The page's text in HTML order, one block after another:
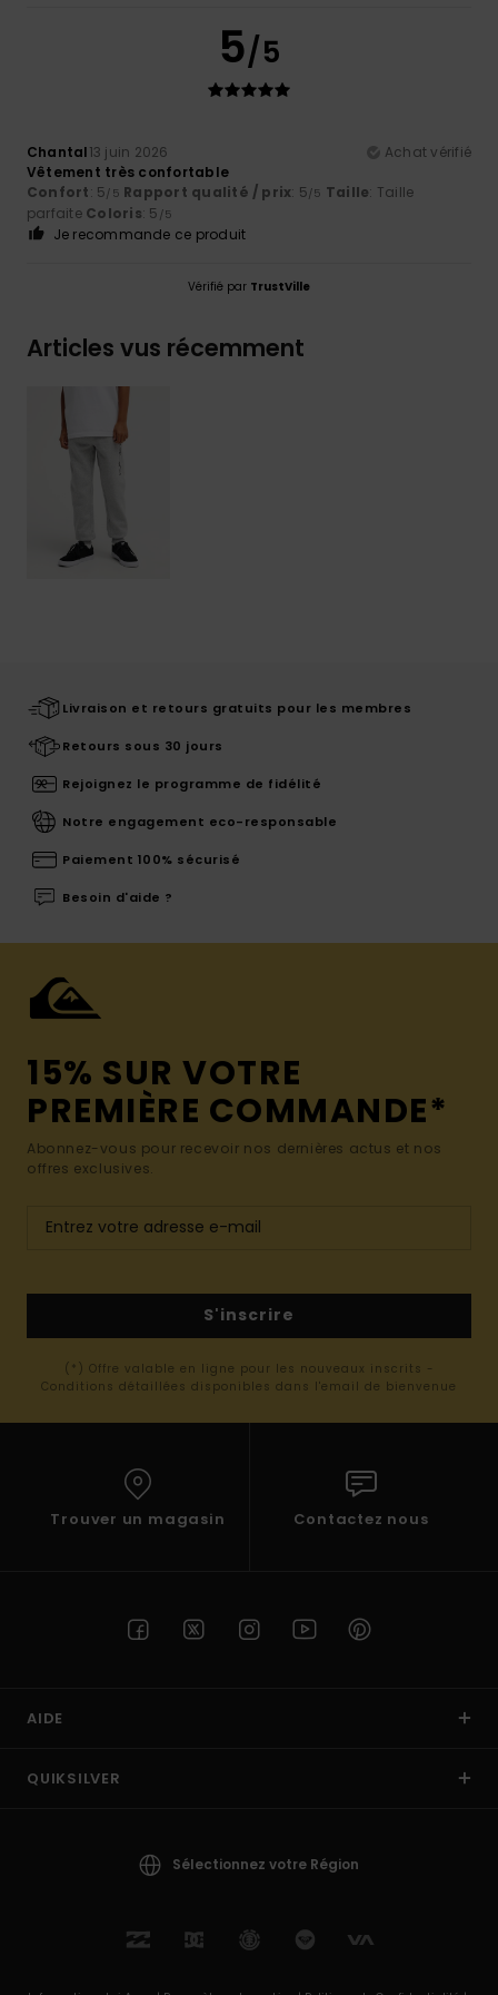
5/5
Chantal13 juin 2026
Achat vérifié
Vêtement très confortable
Confort: 5/5 Rapport qualité / prix: 5/5 Taille: Taille
parfaite Coloris: 5 /5
Je recommande ce produit
Vérifié par TrustVille
Articles vus récemment
Livraison et retours gratuits pour les membres
Retours sous 30 jours
Rejoignez le programme de fidélité
Notre engagement eco-responsable
Paiement 100% sécurisé
Besoin d'aide ?
15% SUR VOTRE
PREMIÈRE COMMANDE*
Abonnez-vous pour recevoir nos dernières actus et nos
offres exclusives.
S'inscrire
(*) Offre valable en ligne pour les nouveaux inscrits -
Conditions détaillées disponibles dans l'email de bienvenue
Trouver un magasin Contactez nous
AIDE
QUIKSILVER
Sélectionnez votre Région